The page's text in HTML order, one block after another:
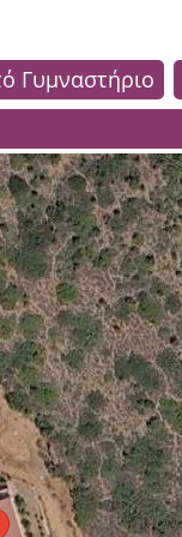
Γυμναστήριο